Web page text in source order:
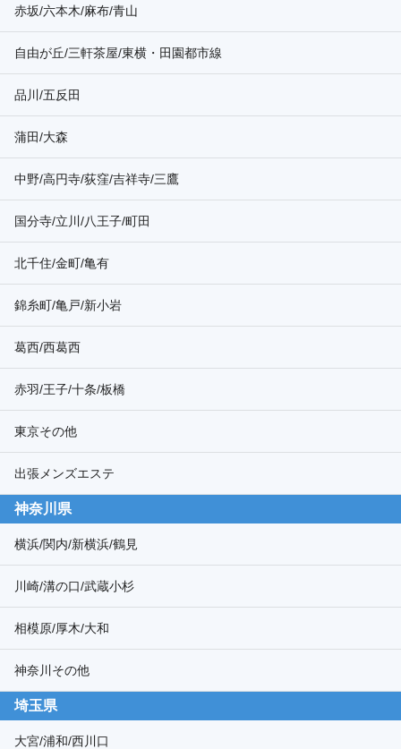
赤坂/六本木/麻布/青山
自由が丘/三軒茶屋/東横・田園都市線
品川/五反田
蒲田/大森
中野/高円寺/荻窪/吉祥寺/三鷹
国分寺/立川/八王子/町田
北千住/金町/亀有
錦糸町/亀戸/新小岩
葛西/西葛西
赤羽/王子/十条/板橋
東京その他
出張メンズエステ
神奈川県
横浜/関内/新横浜/鶴見
川崎/溝の口/武蔵小杉
相模原/厚木/大和
神奈川その他
埼玉県
大宮/浦和/西川口